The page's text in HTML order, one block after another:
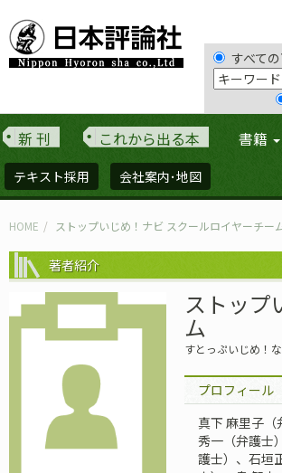
すべて
新 刊 これから出る本 書籍
テキスト採用 会社案内･地図
HOME ストップいじめ！ナビ スクールロイヤーチー
著者紹介
ストップ
ム
すとっぷいじめ！
プロフィール
真下 麻里子（
秀一（弁護士
護士）、石垣